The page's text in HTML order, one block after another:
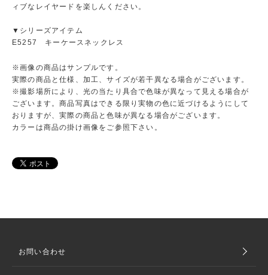
ィブなレイヤードを楽しんください。
▼シリーズアイテム
E5257 キーケースネックレス
※画像の商品はサンプルです。
実際の商品と仕様、加工、サイズが若干異なる場合がございます。
※撮影場所により、光の当たり具合で色味が異なって見える場合が
ございます。商品写真はできる限り実物の色に近づけるようにして
おりますが、実際の商品と色味が異なる場合がございます。
カラーは商品の掛け画像をご参照下さい。
お問い合わせ